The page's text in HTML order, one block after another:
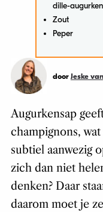
dille-augurken
Zout
Peper
door Jeske
Augurkensap
champignons,
subtiel aanwezig
zich dan niet
denken? Daar
daarom moet je